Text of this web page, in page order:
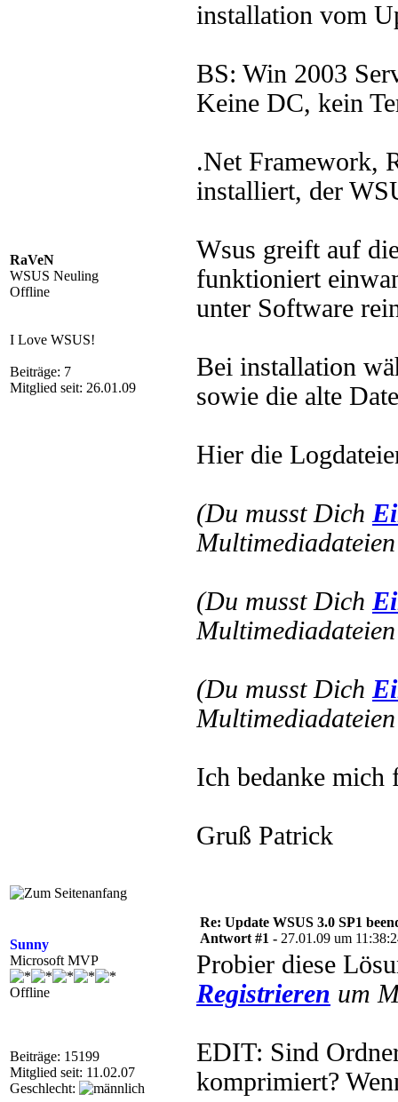
RaVeN
WSUS Neuling
Offline
I Love WSUS!
Beiträge: 7
Mitglied seit: 26.01.09
installation vom
BS: Win 2003
Keine DC, kein
.Net Framework,
installiert, der
Wsus greift auf
funktioniert
unter Software
Bei installation
sowie die alte
Hier die
(Du musst Dich
(Du musst Dich
(Du musst Dich
Ich bedanke
Gruß Patrick
Sunny
Microsoft MVP
Offline
Beiträge: 15199
Mitglied seit: 11.02.07
Geschlecht:
Re: Update WSUS 3.0 SP1
Antwort #1 - 27.01.09 um
Probier diese
Registrieren um
EDIT: Sind
komprimiert?